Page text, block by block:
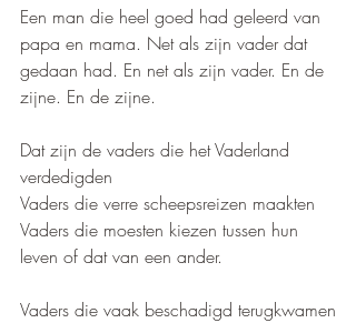
Een man die heel goed had geleerd van
papa en mama. Net als zijn vader dat
gedaan had. En net als zijn vader. En de
zijne. En de zijne.
Dat zijn de vaders die het Vaderland
verdedigden
Vaders die verre scheepsreizen maakten
Vaders die moesten kiezen tussen hun
leven of dat van een ander.
Vaders die vaak beschadigd terugkwamen